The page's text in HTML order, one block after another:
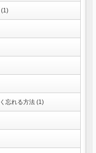
忘れる方法 (1)